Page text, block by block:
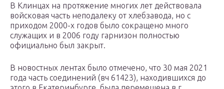
В Клинцах на протяжение многих лет действовала
войсковая часть неподалеку от хлебзавода, но с
приходом 2000-х годов было сокращено много
служащих и в 2006 году гарнизон полностью
официально был закрыт.
В новостных лентах было отмечено, что 30 мая 2021
года часть соединений (вч 61423), находившихся до